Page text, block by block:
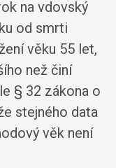
na vdovský
od smrti
věku 55 let,
než činí
§ 32 zákona o
stejného data
věk není